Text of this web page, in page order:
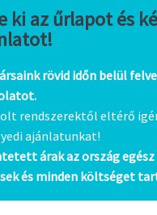
ki az űrlapot és
rövid időn belül
rendszerektől eltérő
ajánlatunkat!
árak az ország
és minden költséget